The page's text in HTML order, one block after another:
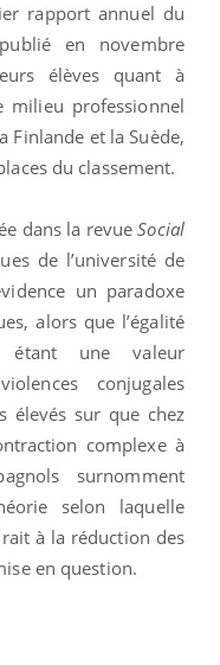
rapport annuel du
en novembre
élèves quant à
milieu professionnel
Finlande et la Suède,
du classement.
dans la revueSocial
de l’université de
un paradoxe
alors que l’égalité
étant une valeur
conjugales
élevés sur que chez
complexe à
surnomment
selon laquelle
à la réduction des
en question.